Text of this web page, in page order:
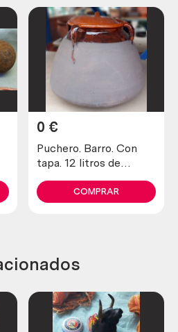
Puchero. Barro. Con
tapa. 12 litros de
capacidad. Alquiler.
0 €
COMPRAR